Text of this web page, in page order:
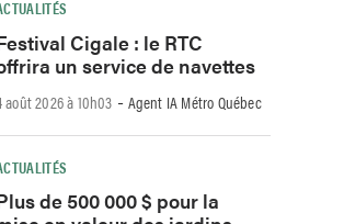
Cigale : le RTC
un service de navettes
août 2026 à 10h03 -Agent IA Métro Québec
de 500 000 $ pour la